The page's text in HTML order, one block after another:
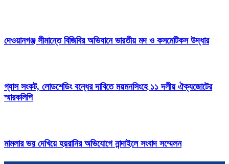
দেওয়ানগঞ্জ সীমান্তে বিজিবির অভিযানে ভারতীয় মদ ও কসমেটিকস উদ্ধার
গ্যাস সংকট, লোডশেডিং বন্ধের দাবিতে ময়মনসিংহে ১১ দলীয় ঐক্যজোটের
স্মারকলিপি
মামলার ভয় দেখিয়ে হয়রানির অভিযোগে নান্দাইলে সংবাদ সম্মেলন